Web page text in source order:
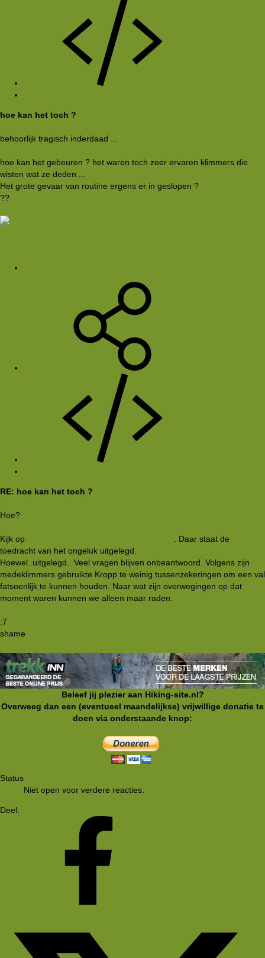
hoe kan het toch ?
behoorlijk tragisch inderdaad ...
hoe kan het gebeuren ? het waren toch zeer ervaren klimmers die
wisten wat ze deden....
Het grote gevaar van routine ergens er in geslopen ?
??
RE: hoe kan het toch ?
Hoe?
Kijk op
. Daar staat de
toedracht van het ongeluk uitgelegd.
Hoewel..uitgelegd.. Veel vragen blijven onbeantwoord. Volgens zijn
medeklimmers gebruikte Kropp te weinig tussenzekeringen om een val
fatsoenlijk te kunnen houden. Naar wat zijn overwegingen op dat
moment waren kunnen we alleen maar raden.
:7
shame
Beleef jij plezier aan Hiking-site.nl?
Overweeg dan een (eventueel maandelijkse) vrijwillige donatie te
doen via onderstaande knop:
Status
Niet open voor verdere reacties.
Deel: